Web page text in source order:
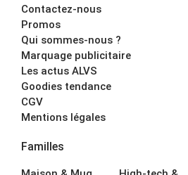
Contactez-nous
Promos
Qui sommes-nous ?
Marquage publicitaire
Les actus ALVS
Goodies tendance
CGV
Mentions légales
Familles